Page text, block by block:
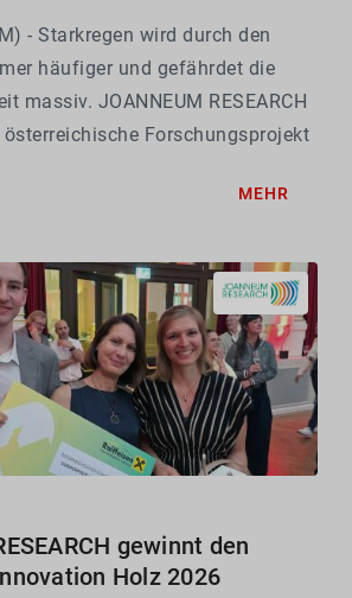
- Starkregen wird durch den
häufiger und gefährdet die
massiv. JOANNEUM RESEARCH
Forschungsprojekt
Wasseransammlungen
MEHR
gewinnt den
Holz 2026